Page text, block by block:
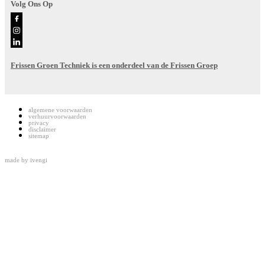
Volg Ons Op
Frissen Groen Techniek is een onderdeel van de Frissen Groep
algemene voorwaarden
verhuurvoorwaarden
privacy
disclaimer
sitemap
made by ivengi